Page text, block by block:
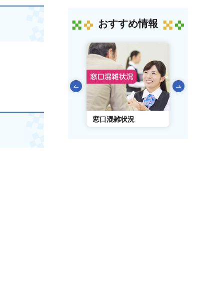
おすすめ情報
前のスライドを表示
窓口混雑状況